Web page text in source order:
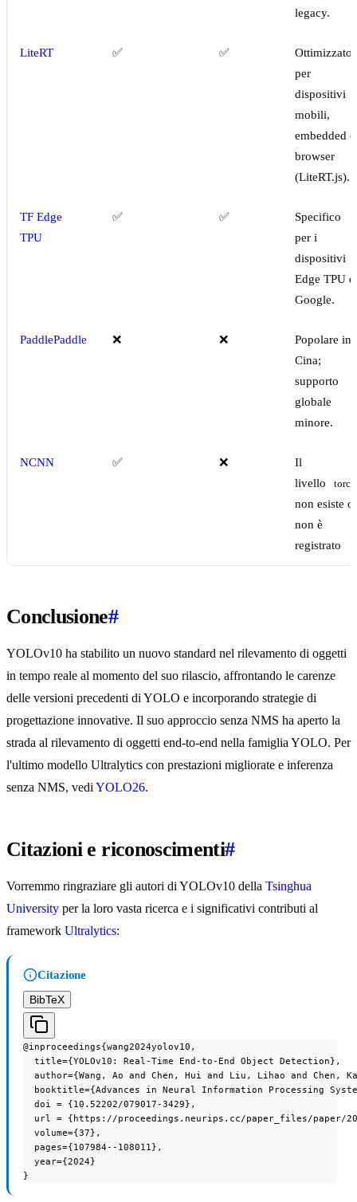
legacy.
LiteRT ✅ ✅
Ottimizzato
per
dispositivi
mobili,
embedded e
browser
(LiteRT.js).
TF Edge
TPU
✅ ✅
Specifico
per i
dispositivi
Edge TPU
Google.
PaddlePaddle ❌ ❌
Popolare in
Cina;
supporto
globale
minore.
NCNN ✅ ❌
Il
livello
non esiste o
non è
registrato
Conclusione#
YOLOv10 ha stabilito un nuovo standard nel rilevamento di oggetti
in tempo reale al momento del suo rilascio, affrontando le carenze
delle versioni precedenti di YOLO e incorporando strategie di
progettazione innovative. Il suo approccio senza NMS ha aperto la
strada al rilevamento di oggetti end-to-end nella famiglia YOLO. Per
l'ultimo modello Ultralytics con prestazioni migliorate e inferenza
senza NMS, vedi YOLO26.
Citazioni e riconoscimenti#
Vorremmo ringraziare gli autori di YOLOv10 della Tsinghua
University per la loro vasta ricerca e i significativi contributi al
framework Ultralytics:
Citazione
BibTeX
@inproceedings{wang2024yolov10,
  title={YOLOv10: Real-Time End-to-End Object Detection},
author={Wang, Ao and Chen, Hui and Liu, Lihao and Chen,
booktitle={Advances in Neural Information Processing
  doi = {10.52202/079017-3429},
url = {https://proceedings.neurips.cc/paper_files/paper/
  volume={37},
  pages={107984--108011},
  year={2024}
}